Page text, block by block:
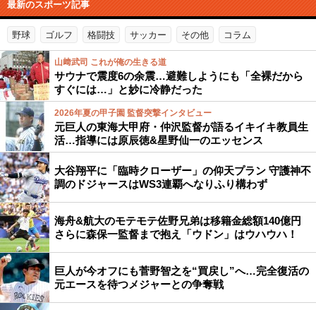
最新のスポーツ記事
野球 ゴルフ 格闘技 サッカー その他 コラム
山﨑武司 これが俺の生きる道
サウナで震度6の余震…避難しようにも「全裸だから
すぐには…」と妙に冷静だった
2026年夏の甲子園 監督突撃インタビュー
元巨人の東海大甲府・仲沢監督が語るイキイキ教員生
活…指導には原辰徳&星野仙一のエッセンス
大谷翔平に「臨時クローザー」の仰天プラン 守護神不
調のドジャースはWS3連覇へなりふり構わず
海舟&航大のモテモテ佐野兄弟は移籍金総額140億円
さらに森保一監督まで抱え「ウドン」はウハウハ！
巨人が今オフにも菅野智之を“買戻し”へ…完全復活の
元エースを待つメジャーとの争奪戦